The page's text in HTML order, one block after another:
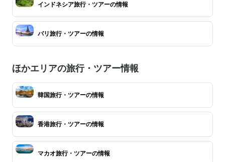
インドネシア旅行・ツアーの情報
バリ旅行・ツアーの情報
ほかエリアの旅行・ツアー情報
韓国旅行・ツアーの情報
香港旅行・ツアーの情報
マカオ旅行・ツアーの情報